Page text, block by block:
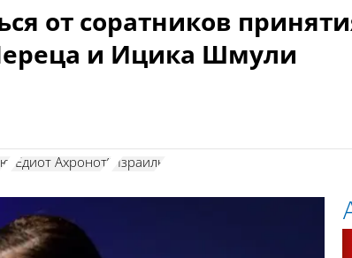
от соратников
и Ицика Шмули
”Едиот Ахронот” Израиль